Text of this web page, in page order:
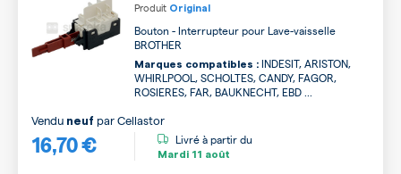
Produit Original
Bouton - Interrupteur pour Lave-vaisselle
BROTHER
Marques compatibles : INDESIT, ARISTON,
WHIRLPOOL, SCHOLTES, CANDY, FAGOR,
ROSIERES, FAR, BAUKNECHT, EBD ...
16,70 €
Vendu neuf parCellastor
Livré à partir du
Mardi 11 août